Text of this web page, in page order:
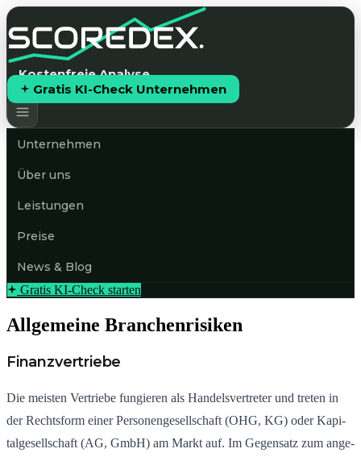
Kostenfreie Analyse
Gratis KI-Check Unternehmen
Unternehmen
Über uns
Leistungen
Preise
News & Blog
Gratis KI-Check starten
Allgemeine Branchenrisiken
Finanzvertriebe
Die meis­ten Ver­trie­be fun­gie­ren als Han­dels­ver­tre­ter und tre­ten in
der Rechts­form einer Per­so­nen­ge­sell­schaft (OHG, KG) oder Ka­pi­
tal­ge­sell­schaft (AG, GmbH) am Markt auf. Im Ge­gen­satz zum an­ge­